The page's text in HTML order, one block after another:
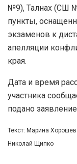
№9), Талнах (СШ
пункты,
экзаменов к
апелляции
края.
Дата и время
участника
подано
Текст: Марина
Николай Щипко